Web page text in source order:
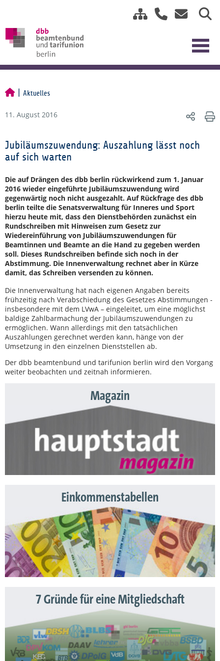
Aktuelles
11. August 2016
Jubiläumszuwendung: Auszahlung lässt noch
auf sich warten
Die auf Drängen des dbb berlin rückwirkend zum 1. Januar
2016 wieder eingeführte Jubiläumszuwendung wird
gegenwärtig noch nicht ausgezahlt. Auf Rückfrage des dbb
berlin teilte die Senatsverwaltung für Inneres und Sport
hierzu heute mit, dass den Dienstbehörden zunächst ein
Rundschreiben mit Hinweisen zum Gesetz zur
Wiedereinführung von Jubiläumszuwendungen für
Beamtinnen und Beamte an die Hand zu gegeben werden
soll. Dieses Rundschreiben befinde sich noch in der
Abstimmung. Die Innenverwaltung rechnet aber in Kürze
damit, das Schreiben versenden zu können.
Die Innenverwaltung hat nach eigenen Angaben bereits
frühzeitig nach Verabschiedung des Gesetzes Abstimmungen -
insbesondere mit dem LVwA – eingeleitet, um eine möglichst
baldige Zahlbarmachung der Jubiläumszuwendungen zu
ermöglichen. Wann allerdings mit den tatsächlichen
Auszahlungen gerechnet werden kann, hänge von der
Umsetzung in den einzelnen Dienststellen ab.
Der dbb beamtenbund und tarifunion berlin wird den Vorgang
weiter beobachten und zeitnah informieren.
Magazin
Einkommenstabellen
7 Gründe für eine Mitgliedschaft